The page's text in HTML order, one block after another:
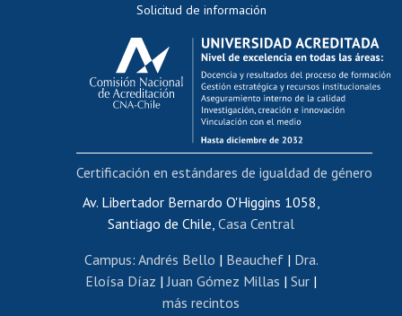
Evaluación docente
Calificación académica
Postulación al AUCAI
Funcionarias/os
Cursos internos de capacitación
Bienestar del personal
Portal de movilidad interna
Certificado de renta
Certificado de renta honorarios
Editar páginas blancas
Extranjeras/os
Solicitud de información
Av. Libertador Bernardo O'Higgins 1058,
Santiago de Chile, Casa Central
Campus: Andrés Bello | Beauchef| Dra.
Eloísa Díaz | Juan Gómez Millas | Sur |
más recintos
Certificación en estándares de igualdad de género